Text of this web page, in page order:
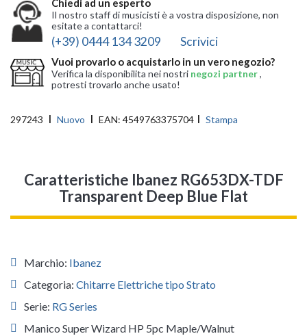
Chiedi ad un esperto
Il nostro staff di musicisti è a vostra disposizione, non
esitate a contattarci!
(+39) 0444 134 3209 Scrivici
Vuoi provarlo o acquistarlo in un vero negozio?
Verifica la disponibilita nei nostri negozi partner,
potresti trovarlo anche usato!
297243 Nuovo EAN: 4549763375704 Stampa
Caratteristiche Ibanez RG653DX-TDF
Transparent Deep Blue Flat
Marchio: Ibanez
Categoria: Chitarre Elettriche tipo Strato
Serie: RG Series
Manico Super Wizard HP 5pc Maple/Walnut